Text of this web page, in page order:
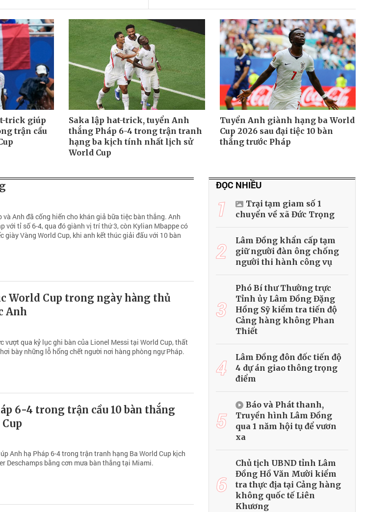
trick giúp
trận cầu
Saka lập hat-trick, tuyển Anh
thắng Pháp 6-4 trong trận tranh
hạng ba kịch tính nhất lịch sử
World Cup
Tuyển Anh giành hạng ba World
Cup 2026 sau đại tiệc 10 bàn
thắng trước Pháp
Anh đã cống hiến cho khán giả bữa tiệc bàn thắng. Anh
với tỉ số 6-4, qua đó giành vị trí thứ 3, còn Kylian Mbappe có
giày Vàng World Cup, khi anh kết thúc giải đấu với 10 bàn
World Cup trong ngày hàng thủ
Anh
vượt qua kỷ lục ghi bàn của Lionel Messi tại World Cup, thất
bày những lỗ hổng chết người nơi hàng phòng ngự Pháp.
6-4 trong trận cầu 10 bàn thắng
Anh hạ Pháp 6-4 trong trận tranh hạng Ba World Cup kịch
Deschamps bằng cơn mưa bàn thắng tại Miami.
ĐỌC NHIỀU
1
Trại tạm giam số 1
chuyển về xã Đức Trọng
2
Lâm Đồng khẩn cấp tạm
giữ người đàn ông chống
người thi hành công vụ
3
Phó Bí thư Thường trực
Tỉnh ủy Lâm Đồng Đặng
Hồng Sỹ kiểm tra tiến độ
Cảng hàng không Phan
Thiết
4
Lâm Đồng đôn đốc tiến độ
4 dự án giao thông trọng
điểm
5
Báo và Phát thanh,
Truyền hình Lâm Đồng
qua 1 năm hội tụ để vươn
xa
6
Chủ tịch UBND tỉnh Lâm
Đồng Hồ Văn Mười kiểm
tra thực địa tại Cảng hàng
không quốc tế Liên
Khương